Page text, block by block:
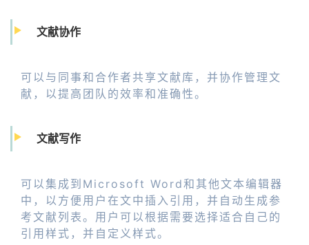
文献协作
可以与同事和合作者共享文献库，并协作管理文
献，以提高团队的效率和准确性。
文献写作
可以集成到Microsoft Word和其他文本编辑器
中，以方便用户在文中插入引用，并自动生成参
考文献列表。用户可以根据需要选择适合自己的
引用样式，并自定义样式。